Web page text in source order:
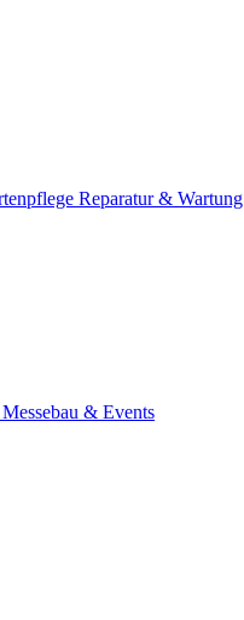
Reparatur & Wartung
Messebau & Events